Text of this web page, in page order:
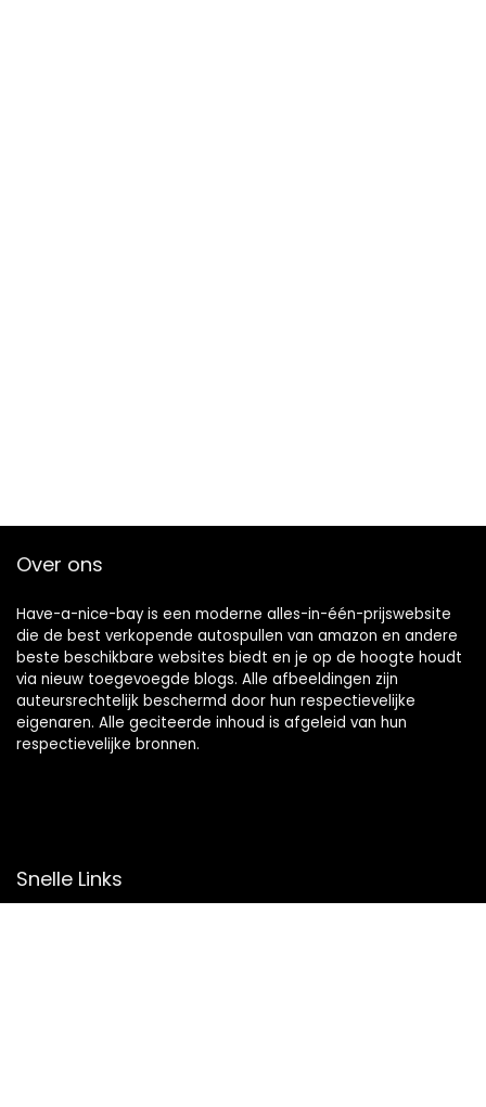
Over ons
Have-a-nice-bay is een moderne alles-in-één-prijswebsite
die de best verkopende autospullen van amazon en andere
beste beschikbare websites biedt en je op de hoogte houdt
via nieuw toegevoegde blogs. Alle afbeeldingen zijn
auteursrechtelijk beschermd door hun respectievelijke
eigenaren. Alle geciteerde inhoud is afgeleid van hun
respectievelijke bronnen.
Snelle Links